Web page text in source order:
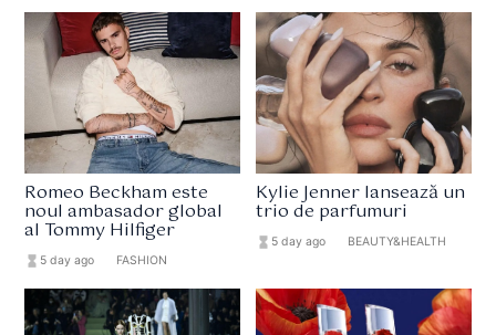
Romeo Beckham este
noul ambasador global
al Tommy Hilfiger
hourglass_full 5 day ago FASHION
Kylie Jenner lansează un
trio de parfumuri
hourglass_full 5 day ago BEAUTY&HEALTH